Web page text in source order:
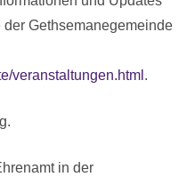
Gethsemanegemeinde
veranstaltungen.html .
in der